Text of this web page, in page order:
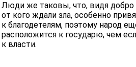
Люди же таковы, что, видя добро
от кого ждали зла, особенно
к благодетелям, поэтому народ
расположится к государю, чем
к власти.